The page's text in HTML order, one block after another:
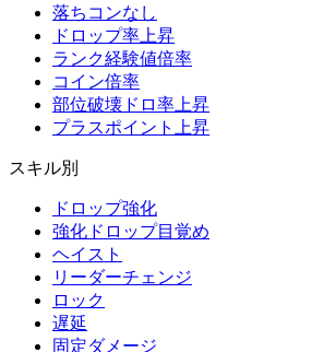
落ちコンなし
ドロップ率上昇
ランク経験値倍率
コイン倍率
部位破壊ドロ率上昇
プラスポイント上昇
スキル別
ドロップ強化
強化ドロップ目覚め
ヘイスト
リーダーチェンジ
ロック
遅延
固定ダメージ